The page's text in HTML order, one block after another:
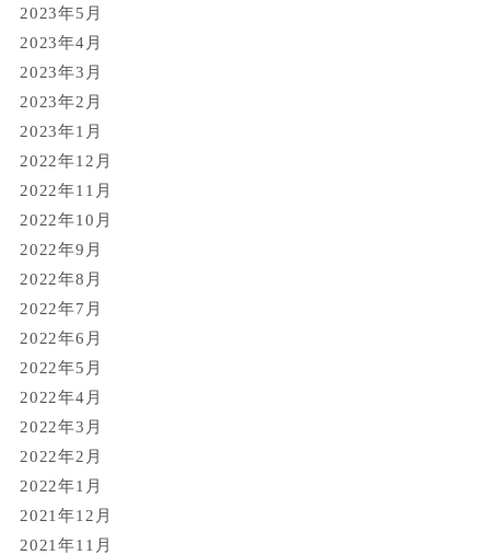
2023年5月
2023年4月
2023年3月
2023年2月
2023年1月
2022年12月
2022年11月
2022年10月
2022年9月
2022年8月
2022年7月
2022年6月
2022年5月
2022年4月
2022年3月
2022年2月
2022年1月
2021年12月
2021年11月